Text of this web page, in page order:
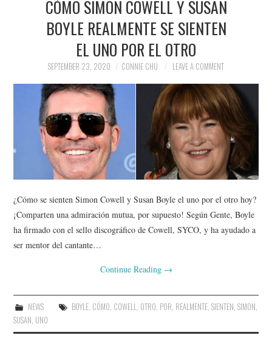
CÓMO SIMON COWELL Y SUSAN
BOYLE REALMENTE SE SIENTEN
EL UNO POR EL OTRO
SEPTEMBER 23, 2020 CONNIE CHU LEAVE A COMMENT
¿Cómo se sienten Simon Cowell y Susan Boyle el uno por el otro hoy?
¡Comparten una admiración mutua, por supuesto! Según Gente, Boyle
ha firmado con el sello discográfico de Cowell, SYCO, y ha ayudado a
ser mentor del cantante…
Continue Reading →
NEWS BOYLE, CÓMO, COWELL, OTRO, POR, REALMENTE, SIENTEN, SIMON,
SUSAN, UNO